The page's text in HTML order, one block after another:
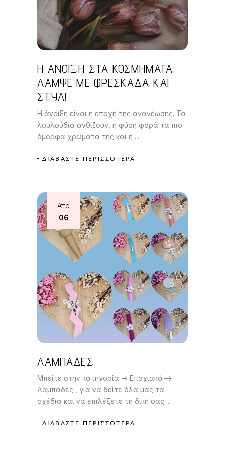
Η ΆΝΟΙΞΗ ΣΤΑ ΚΟΣΜΉΜΑΤΑ:
ΛΆΜΨΕ ΜΕ ΦΡΕΣΚΆΔΑ ΚΑΙ
ΣΤΥΛ!
Η άνοιξη είναι η εποχή της ανανέωσης. Τα
λουλούδια ανθίζουν, η φύση φορά τα πιο
όμορφα χρώματά της και η
ΔΙΑΒΆΣΤΕ ΠΕΡΙΣΣΌΤΕΡΑ
Απρ
06
ΛΑΜΠΆΔΕΣ
Μπείτε στην κατηγορία -> Εποχιακά–>
Λαμπάδες , για να δείτε όλα μας τα
σχέδια και να επιλέξετε τη δική σας
ΔΙΑΒΆΣΤΕ ΠΕΡΙΣΣΌΤΕΡΑ